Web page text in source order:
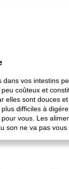
dans vos intestins
coûteux et
elles sont douces
difficiles à
vous. Les
son ne va pas vous